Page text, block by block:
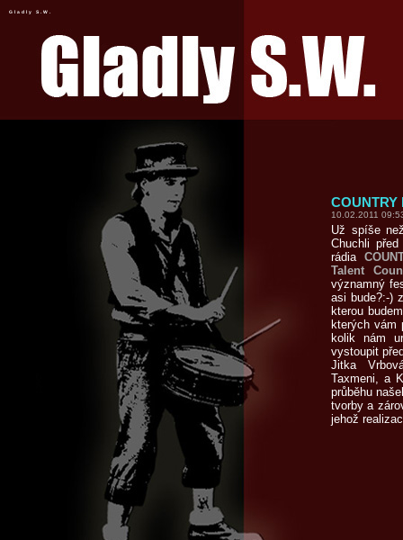
Gladly S.W.
COUNTRY
10.02.2011
Už spíše
Chuchli
rádia
Talent
významný
asi bude?:-)
kterou
kterých vám
kolik nám
vystoupit
Jitka
Taxmeni, a
průběhu
tvorby a
jehož